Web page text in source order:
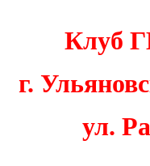
Клуб
г.
ул.